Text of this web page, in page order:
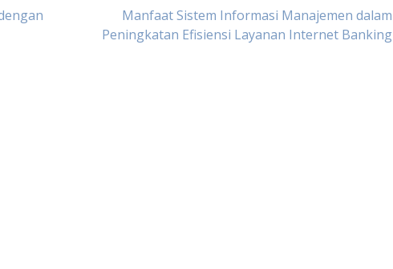
Manfaat Sistem Informasi Manajemen dalam
Peningkatan Efisiensi Layanan Internet Banking